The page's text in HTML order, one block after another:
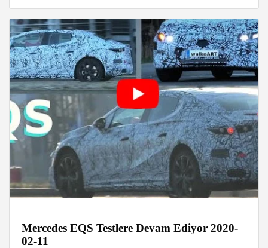
Mercedes EQS Testlere Devam Ediyor 2020-
02-11